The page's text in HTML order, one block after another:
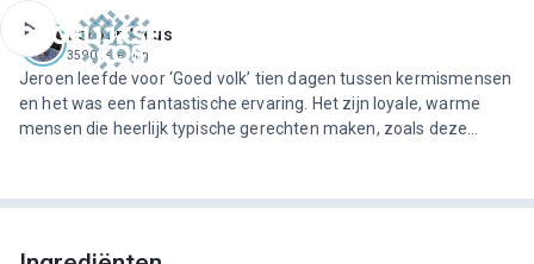
Jeroen Meus
3590 recepten
Jeroen leefde voor ‘Goed volk’ tien dagen tussen kermismensen
en het was een fantastische ervaring. Het zijn loyale, warme
mensen die heerlijk typische gerechten maken, zoals deze